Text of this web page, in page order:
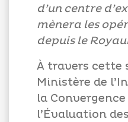
d’un centre
mènera les
depuis le
À travers cette
Ministère de
la
l’Évaluation